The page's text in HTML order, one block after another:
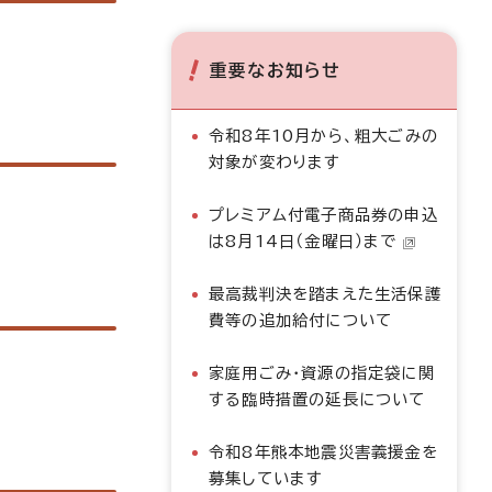
重要なお知らせ
令和8年10月から、粗大ごみの
対象が変わります
プレミアム付電子商品券の申込
は8月14日（金曜日）まで
最高裁判決を踏まえた生活保護
費等の追加給付について
家庭用ごみ・資源の指定袋に関
する臨時措置の延長について
令和8年熊本地震災害義援金を
募集しています